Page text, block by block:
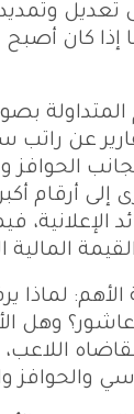
تعديل
كان أصبح
عن
الحوافز
إلى أرقام
الإعلانية،
الأهم: لماذا
وهل
والحوافز